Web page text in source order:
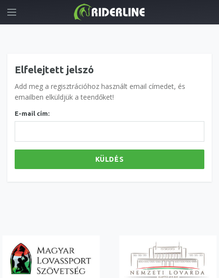
Elfelejtett jelszó
Add meg a regisztrációhoz használt email címedet, és
emailben elküldjük a teendőket!
E-mail cím:
KÜLDÉS